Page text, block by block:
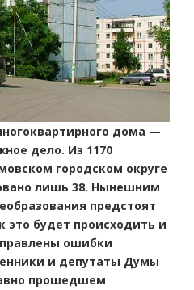
дома —
дело. Из 1170
городском округе
лишь 38. Нынешним
предстоят
будет происходить и
ошибки
и депутаты Думы
прошедшем